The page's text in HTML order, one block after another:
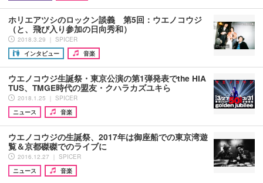
ホリエアツシのロックン談義 第5回：ウエノコウジ
（と、飛び入り参加の日向秀和）
2018.3.29 ｜ SPICER
インタビュー
音楽
ウエノコウジ生誕祭・東京公演の第1弾発表でthe HIA
TUS、TMGE時代の盟友・クハラカズユキら
2018.1.25 ｜ SPICER
ニュース
音楽
ウエノコウジの生誕祭、2017年は御座船での東京湾遊
覧＆京都磔磔でのライブに
2016.12.27 ｜ SPICER
ニュース
音楽